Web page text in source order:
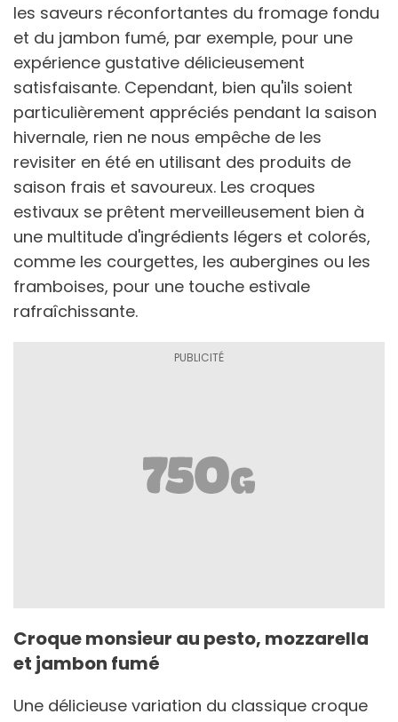
les saveurs réconfortantes du fromage fondu
et du jambon fumé, par exemple, pour une
expérience gustative délicieusement
satisfaisante. Cependant, bien qu'ils soient
particulièrement appréciés pendant la saison
hivernale, rien ne nous empêche de les
revisiter en été en utilisant des produits de
saison frais et savoureux. Les croques
estivaux se prêtent merveilleusement bien à
une multitude d'ingrédients légers et colorés,
comme les courgettes, les aubergines ou les
framboises, pour une touche estivale
rafraîchissante.
Croque monsieur au pesto, mozzarella
et jambon fumé
Une délicieuse variation du classique croque